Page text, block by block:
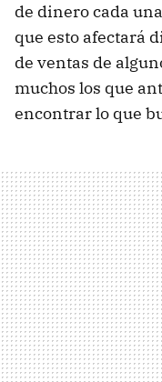
de dinero cada
que esto afectará
de ventas de
muchos los que
encontrar lo que